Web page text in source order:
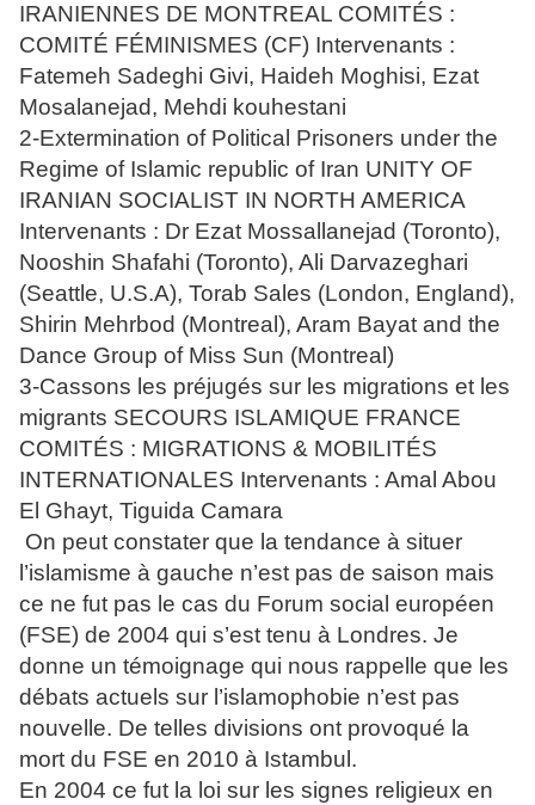
IRANIENNES DE MONTREAL COMITÉS :
COMITÉ FÉMINISMES (CF) Intervenants :
Fatemeh Sadeghi Givi, Haideh Moghisi, Ezat
Mosalanejad, Mehdi kouhestani
2-Extermination of Political Prisoners under the
Regime of Islamic republic of Iran UNITY OF
IRANIAN SOCIALIST IN NORTH AMERICA
Intervenants : Dr Ezat Mossallanejad (Toronto),
Nooshin Shafahi (Toronto), Ali Darvazeghari
(Seattle, U.S.A), Torab Sales (London, England),
Shirin Mehrbod (Montreal), Aram Bayat and the
Dance Group of Miss Sun (Montreal)
3-Cassons les préjugés sur les migrations et les
migrants SECOURS ISLAMIQUE FRANCE
COMITÉS : MIGRATIONS & MOBILITÉS
INTERNATIONALES Intervenants : Amal Abou
El Ghayt, Tiguida Camara
On peut constater que la tendance à situer
l’islamisme à gauche n’est pas de saison mais
ce ne fut pas le cas du Forum social européen
(FSE) de 2004 qui s’est tenu à Londres. Je
donne un témoignage qui nous rappelle que les
débats actuels sur l’islamophobie n’est pas
nouvelle. De telles divisions ont provoqué la
mort du FSE en 2010 à Istambul.
En 2004 ce fut la loi sur les signes religieux en